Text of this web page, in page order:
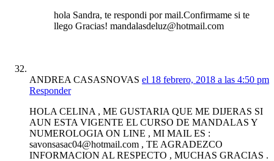
hola Sandra, te respondi por mail.Confirmame si te
llego Gracias! mandalasdeluz@hotmail.com
ANDREA CASASNOVAS el 18 febrero, 2018 a las 4:50 pm
Responder
HOLA CELINA , ME GUSTARIA QUE ME DIJERAS SI
AUN ESTA VIGENTE EL CURSO DE MANDALAS Y
NUMEROLOGIA ON LINE , MI MAIL ES :
savonsasac04@hotmail.com , TE AGRADEZCO
INFORMACION AL RESPECTO , MUCHAS GRACIAS .